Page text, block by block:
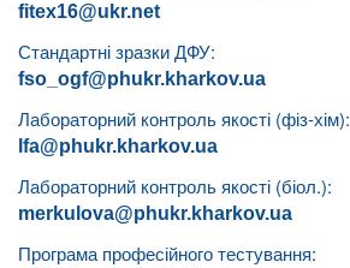
fitex16@ukr.net
Стандартні зразки ДФУ:
fso_ogf@phukr.kharkov.ua
Лабораторний контроль якості (фіз-хім):
lfa@phukr.kharkov.ua
Лабораторний контроль якості (біол.):
merkulova@phukr.kharkov.ua
Програма професійного тестування: